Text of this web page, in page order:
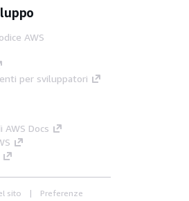
AWS
per sviluppatori
AWS Docs
sito
Preferenze